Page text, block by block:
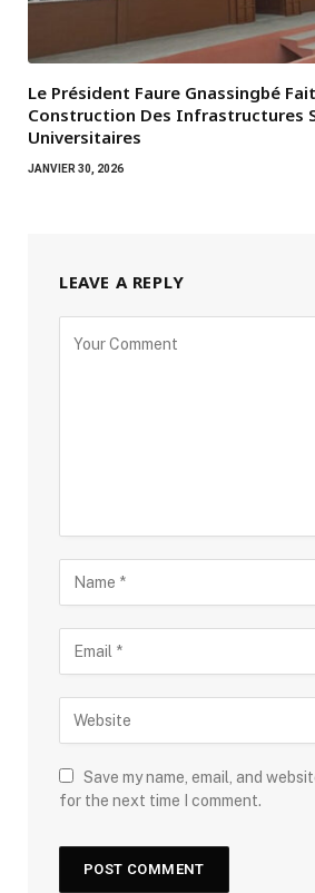
Le Président Faure Gnassingbé
Construction Des Infrastructures
Universitaires
JANVIER 30, 2026
LEAVE A REPLY
Save my name, email, and
for the next time I comment.